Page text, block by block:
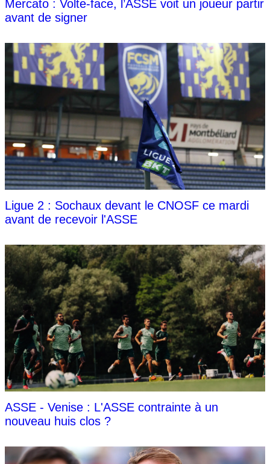
Mercato : Volte-face, l’ASSE voit un joueur partir
avant de signer
Ligue 2 : Sochaux devant le CNOSF ce mardi
avant de recevoir l'ASSE
ASSE - Venise : L'ASSE contrainte à un
nouveau huis clos ?